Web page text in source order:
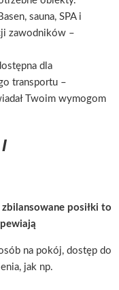
sauna, SPA i
zawodników –
dla
transportu –
Twoim wymogom
posiłki to
na pokój, dostęp do
jak np.